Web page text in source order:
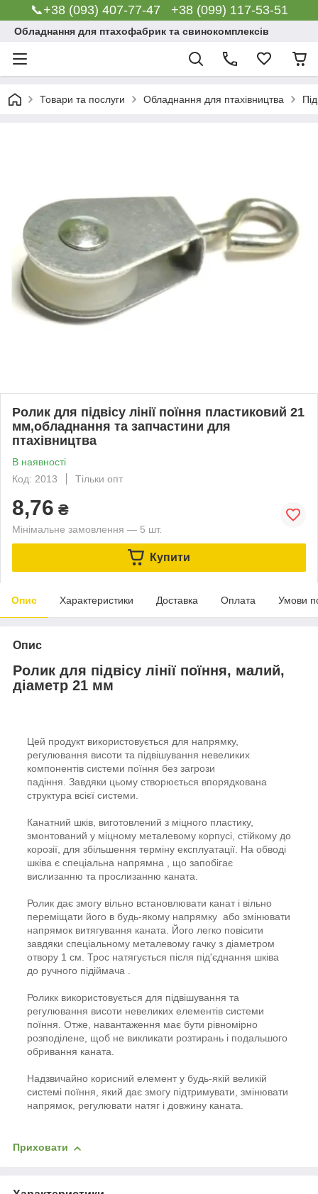
📞+38 (093) 407-77-47 +38 (099) 117-53-51
Обладнання для птахофабрик та свинокомплексів
Товари та послуги Обладнання для птахівництва
Ролик для підвісу лінії поїння пластиковий 21
мм,обладнання та запчастини для
птахівництва
В наявності
Код: 2013
Тільки опт
8,76 ₴
Мінімальне замовлення — 5 шт.
Купити
Опис Характеристики Доставка Оплата Умови
Опис
Ролик для підвісу лінії поїння, малий,
діаметр 21 мм
Цей продукт використовується для напрямку,
регулювання висоти та підвішування невеликих
компонентів системи поїння без загрози
падіння. Завдяки цьому створюється впорядкована
структура всієї системи.
Канатний шків, виготовлений з міцного пластику,
змонтований у міцному металевому корпусі, стійкому до
корозії, для збільшення терміну експлуатації. На обводі
шківа є спеціальна напрямна , що запобігає
вислизанню та прослизанню каната.
Ролик дає змогу вільно встановлювати канат і вільно
переміщати його в будь-якому напрямку або змінювати
напрямок витягування каната. Його легко повісити
завдяки спеціальному металевому гачку з діаметром
отвору 1 см. Трос натягується після під'єднання шківа
до ручного підіймача .
Роликк використовується для підвішування та
регулювання висоти невеликих елементів системи
поїння. Отже, навантаження має бути рівномірно
розподілене, щоб не викликати розтирань і подальшого
обривання каната.
Надзвичайно корисний елемент у будь-якій великій
системі поїння, який дає змогу підтримувати, змінювати
напрямок, регулювати натяг і довжину каната.
Приховати